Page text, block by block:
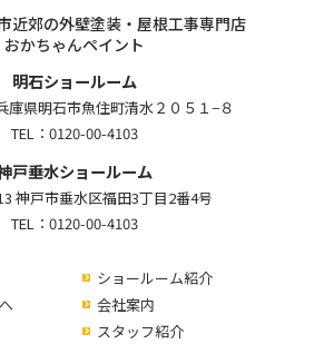
近郊の外壁塗装・屋根工事専門店
おかちゃんペイント
明石ショールーム
庫県明石市魚住町清水２０５１−８
TEL： 0120-00-4103
戸垂水ショールーム
神戸市垂水区福田3丁目2番4号
TEL： 0120-00-4103
ショールーム紹介
会社案内
スタッフ紹介